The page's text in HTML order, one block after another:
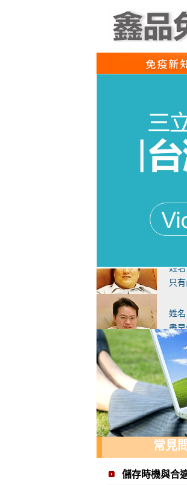
姓
無
只
姓
盡
姓
免
姓
免
姓名
儲
常見
儲存時機與合